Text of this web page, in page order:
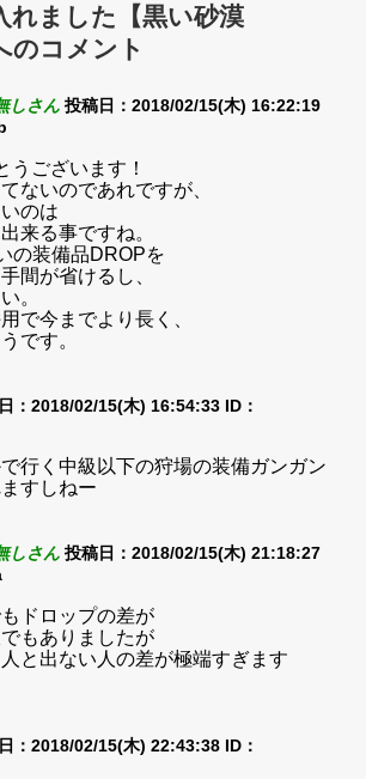
れました【黒い砂漠
のコメント
しさん 投稿日：2018/02/15(木) 16:22:19
うございます！
ないのであれですが、
のは
来る事ですね。
の装備品DROPを
間が省けるし、
。
で今までより長く、
です。
：2018/02/15(木) 16:54:33 ID：
行く中級以下の狩場の装備ガンガン
すしねー
しさん 投稿日：2018/02/15(木) 21:18:27
ドロップの差が
もありましたが
と出ない人の差が極端すぎます
：2018/02/15(木) 22:43:38 ID：